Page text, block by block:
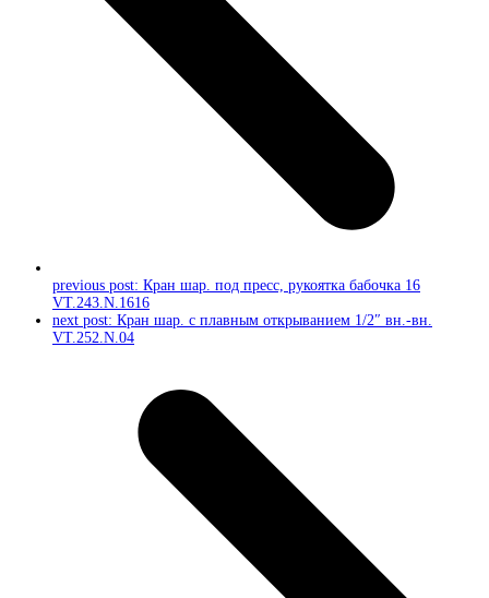
previous post: Кран шар. под пресс, рукоятка бабочка 16
VT.243.N.1616
next post: Кран шар. с плавным открыванием 1/2″ вн.-вн.
VT.252.N.04